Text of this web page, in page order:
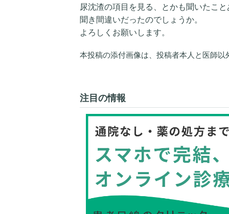
尿沈渣の項目を見る、とかも聞いたこ
聞き間違いだったのでしょうか。
よろしくお願いします。
本投稿の添付画像は、投稿者本人と医師以
注目の情報